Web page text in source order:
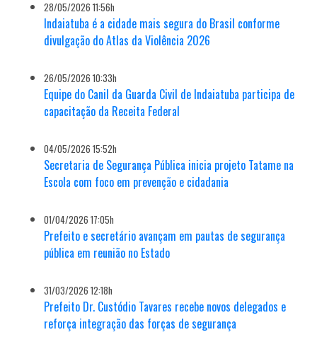
28/05/2026 11:56h
Indaiatuba é a cidade mais segura do Brasil conforme
divulgação do Atlas da Violência 2026
26/05/2026 10:33h
Equipe do Canil da Guarda Civil de Indaiatuba participa de
capacitação da Receita Federal
04/05/2026 15:52h
Secretaria de Segurança Pública inicia projeto Tatame na
Escola com foco em prevenção e cidadania
01/04/2026 17:05h
Prefeito e secretário avançam em pautas de segurança
pública em reunião no Estado
31/03/2026 12:18h
Prefeito Dr. Custódio Tavares recebe novos delegados e
reforça integração das forças de segurança